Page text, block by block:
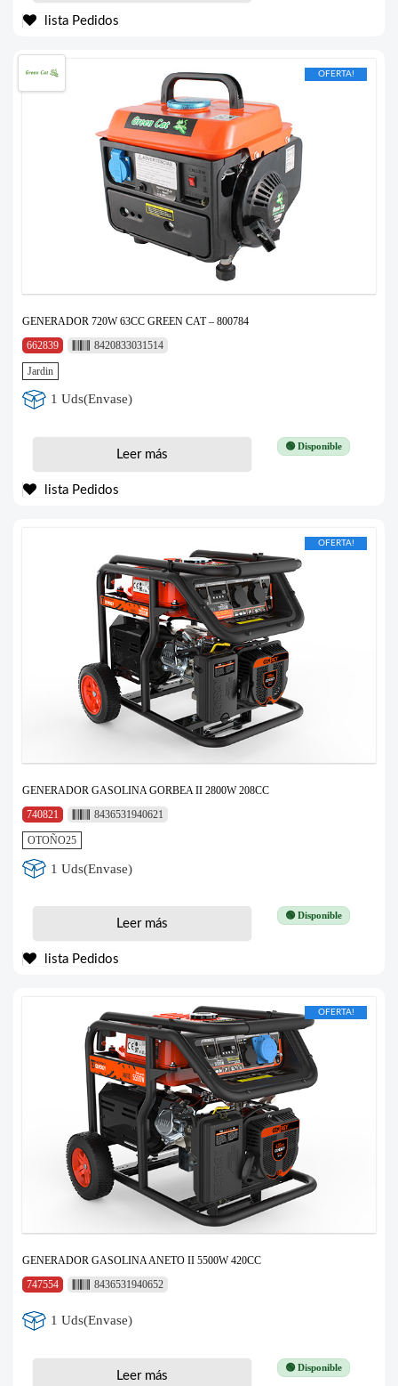
lista Pedidos
OFERTA!
GENERADOR 720W 63CC GREEN CAT – 800784
662839
8420833031514
Jardin
1 Uds(Envase)
🟢 Disponible
Leer más
lista Pedidos
OFERTA!
GENERADOR GASOLINA GORBEA II 2800W 208CC
740821
8436531940621
OTOÑO25
1 Uds(Envase)
🟢 Disponible
Leer más
lista Pedidos
OFERTA!
GENERADOR GASOLINA ANETO II 5500W 420CC
747554
8436531940652
1 Uds(Envase)
🟢 Disponible
Leer más